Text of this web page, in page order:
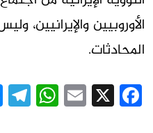
الأوروبيين
المحادثات.
Facebook
X
Email